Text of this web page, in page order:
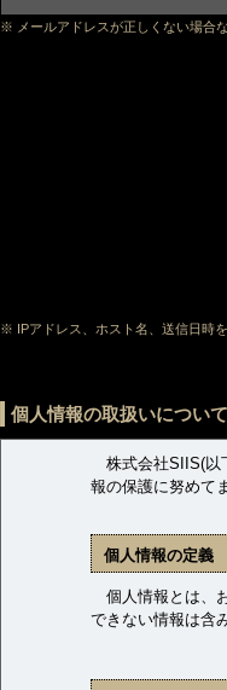
※ メールアドレスが正しくない場合
※ IPアドレス、ホスト名、送信日時
個人情報の取扱いについて
株式会社SIIS(以
報の保護に努めて
個人情報の定義
個人情報とは、
できない情報は含